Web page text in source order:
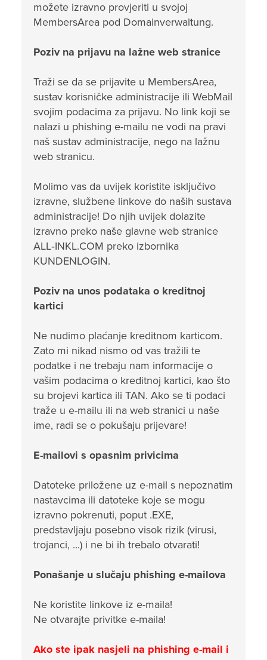
možete izravno provjeriti u svojoj
MembersArea pod Domainverwaltung.
Poziv na prijavu na lažne web stranice
Traži se da se prijavite u MembersArea,
sustav korisničke administracije ili WebMail
svojim podacima za prijavu. No link koji se
nalazi u phishing e-mailu ne vodi na pravi
naš sustav administracije, nego na lažnu
web stranicu.
Molimo vas da uvijek koristite isključivo
izravne, službene linkove do naših sustava
administracije! Do njih uvijek dolazite
izravno preko naše glavne web stranice
ALL‑INKL.COM preko izbornika
KUNDENLOGIN.
Poziv na unos podataka o kreditnoj
kartici
Ne nudimo plaćanje kreditnom karticom.
Zato mi nikad nismo od vas tražili te
podatke i ne trebaju nam informacije o
vašim podacima o kreditnoj kartici, kao što
su brojevi kartica ili TAN. Ako se ti podaci
traže u e-mailu ili na web stranici u naše
ime, radi se o pokušaju prijevare!
E-mailovi s opasnim privicima
Datoteke priložene uz e-mail s nepoznatim
nastavcima ili datoteke koje se mogu
izravno pokrenuti, poput .EXE,
predstavljaju posebno visok rizik (virusi,
trojanci, ...) i ne bi ih trebalo otvarati!
Ponašanje u slučaju phishing e-mailova
Ne koristite linkove iz e-maila!
Ne otvarajte privitke e-maila!
Ako ste ipak nasjeli na phishing e-mail i